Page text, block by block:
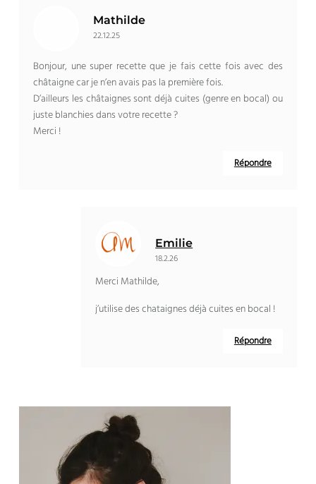
Mathilde
22.12.25
Bonjour, une super recette que je fais cette fois avec des
châtaigne car je n’en avais pas la première fois.
D’ailleurs les châtaignes sont déjà cuites (genre en bocal) ou
juste blanchies dans votre recette ?
Merci !
Répondre
Emilie
18.2.26
Merci Mathilde,
j’utilise des chataignes déjà cuites en bocal !
Répondre